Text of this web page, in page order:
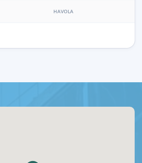
HAVOLA